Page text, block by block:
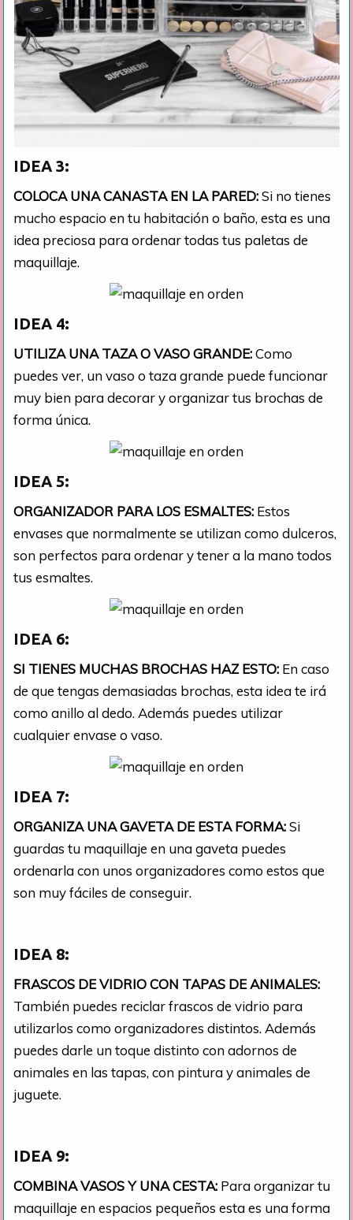
IDEA 3:
COLOCA UNA CANASTA EN LA PARED:Si no tienes
mucho espacio en tu habitación o baño, esta es una
idea preciosa para ordenar todas tus paletas de
maquillaje.
IDEA 4:
UTILIZA UNA TAZA O VASO GRANDE:Como
puedes ver, un vaso o taza grande puede funcionar
muy bien para decorar y organizar tus brochas de
forma única.
IDEA 5:
ORGANIZADOR PARA LOS ESMALTES: Estos
envases que normalmente se utilizan como dulceros,
son perfectos para ordenar y tener a la mano todos
tus esmaltes.
IDEA 6:
SI TIENES MUCHAS BROCHAS HAZ ESTO: En caso
de que tengas demasiadas brochas, esta idea te irá
como anillo al dedo. Además puedes utilizar
cualquier envase o vaso.
IDEA 7:
ORGANIZA UNA GAVETA DE ESTA FORMA:Si
guardas tu maquillaje en una gaveta puedes
ordenarla con unos organizadores como estos que
son muy fáciles de conseguir.
IDEA 8:
FRASCOS DE VIDRIO CON TAPAS DE ANIMALES:
También puedes reciclar frascos de vidrio para
utilizarlos como organizadores distintos. Además
puedes darle un toque distinto con adornos de
animales en las tapas, con pintura y animales de
juguete.
IDEA 9:
COMBINA VASOS Y UNA CESTA: Para organizar tu
maquillaje en espacios pequeños esta es una forma